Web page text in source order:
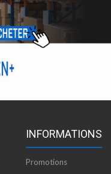
INFORMATIONS
Promotions